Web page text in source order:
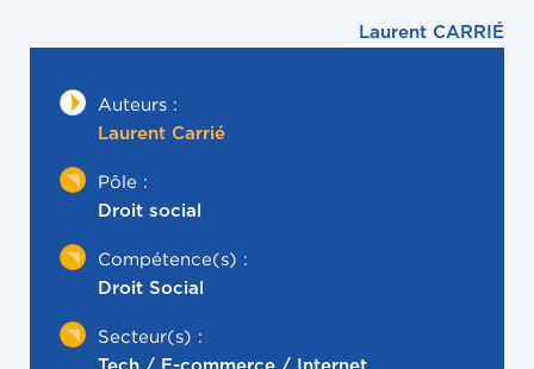
Auteurs :
Laurent Carrié
Pôle :
Droit social
Compétence(s) :
Droit Social
Secteur(s) :
Laurent CARRIÉ